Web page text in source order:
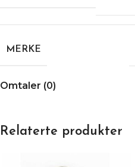
MERKE
Omtaler (0)
Relaterte produkter